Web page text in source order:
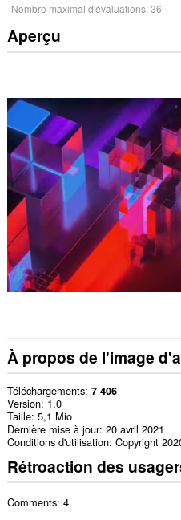
Nombre maximal d'évaluations:36
Aperçu
À propos de l'image
Téléchargements 7 406
Version 1.0
Taille 5,1 Mio
Dernière mise à jour 20 avril 2021
Conditions d'utilisation
Rétroaction des
Comments: 4